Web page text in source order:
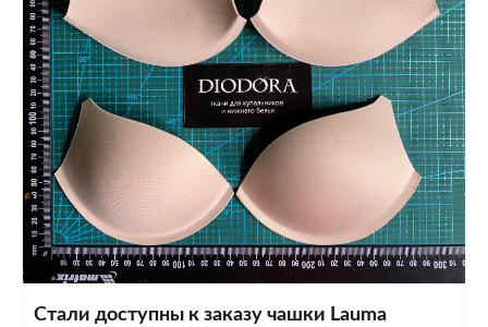
Стали доступны к заказу чашки Lauma